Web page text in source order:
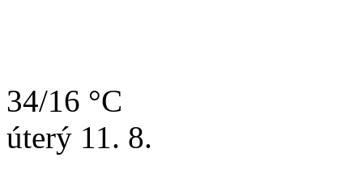
34/16 °C
úterý 11. 8.